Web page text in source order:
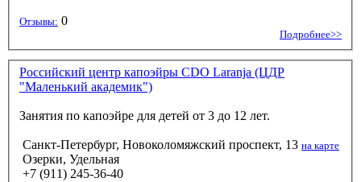
Отзывы: 0
Подробнее>>
Российский центр капоэйры CDO Laranja (ЦДР
"Маленький академик")
Занятия по капоэйре для детей от 3 до 12 лет.
Санкт-Петербург, Новоколомяжский проспект, 13 на карте
Озерки, Удельная
+7 (911) 245-36-40